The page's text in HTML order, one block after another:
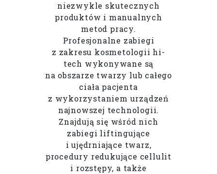
niezwykle skutecznych
produktów i manualnych
metod pracy.
Profesjonalne zabiegi
z zakresu kosmetologii hi-
tech wykonywane są
na obszarze twarzy lub całego
ciała pacjenta
z wykorzystaniem urządzeń
najnowszej technologii.
Znajdują się wśród nich
zabiegi liftingujące
i ujędrniające twarz,
procedury redukujące cellulit
i rozstępy, a także